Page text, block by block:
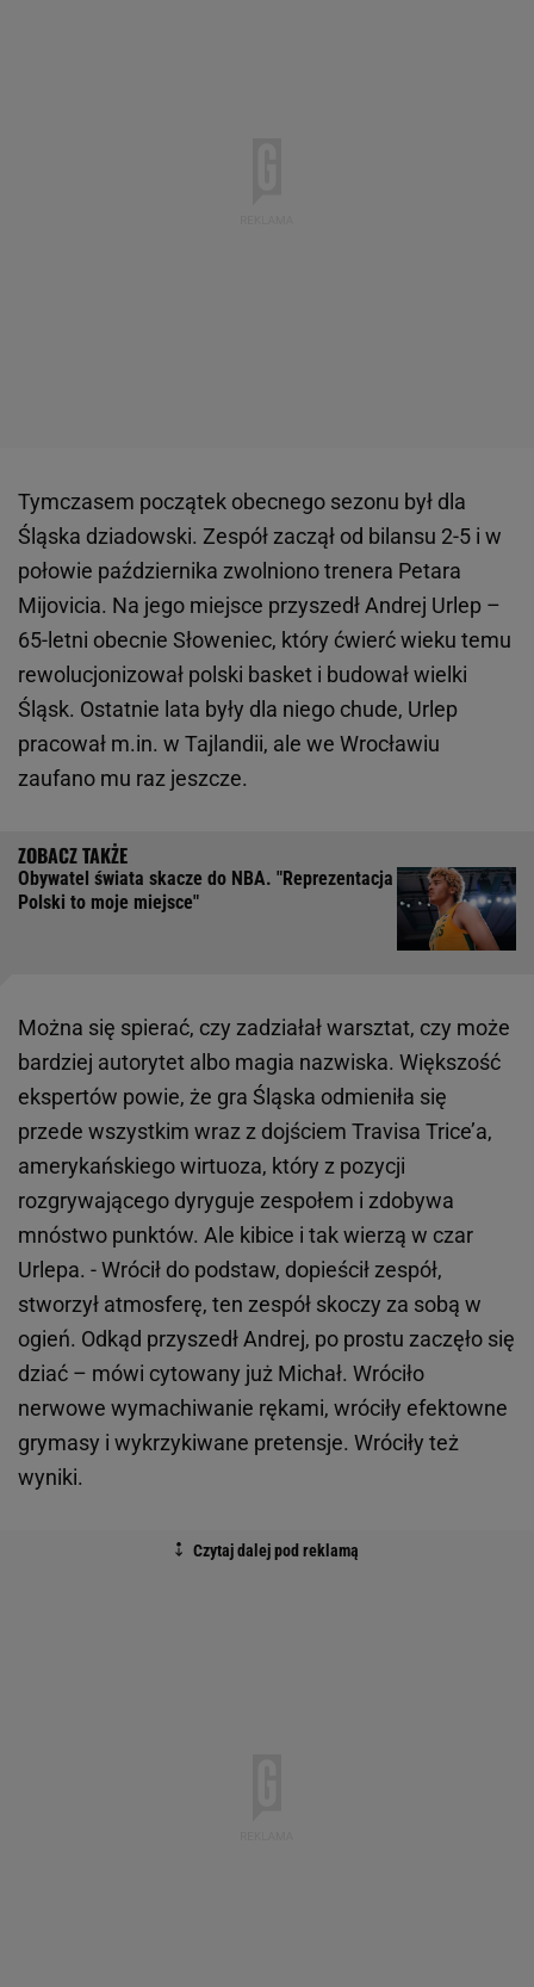
Tymczasem początek obecnego sezonu był dla
Śląska dziadowski. Zespół zaczął od bilansu 2-5 i w
połowie października zwolniono trenera Petara
Mijovicia. Na jego miejsce przyszedł Andrej Urlep –
65-letni obecnie Słoweniec, który ćwierć wieku temu
rewolucjonizował polski basket i budował wielki
Śląsk. Ostatnie lata były dla niego chude, Urlep
pracował m.in. w Tajlandii, ale we Wrocławiu
zaufano mu raz jeszcze.
Obywatel świata skacze do NBA. "Reprezentacja
Polski to moje miejsce"
Można się spierać, czy zadziałał warsztat, czy może
bardziej autorytet albo magia nazwiska. Większość
ekspertów powie, że gra Śląska odmieniła się
przede wszystkim wraz z dojściem Travisa Trice’a,
amerykańskiego wirtuoza, który z pozycji
rozgrywającego dyryguje zespołem i zdobywa
mnóstwo punktów. Ale kibice i tak wierzą w czar
Urlepa. - Wrócił do podstaw, dopieścił zespół,
stworzył atmosferę, ten zespół skoczy za sobą w
ogień. Odkąd przyszedł Andrej, po prostu zaczęło się
dziać – mówi cytowany już Michał. Wróciło
nerwowe wymachiwanie rękami, wróciły efektowne
grymasy i wykrzykiwane pretensje. Wróciły też
wyniki.